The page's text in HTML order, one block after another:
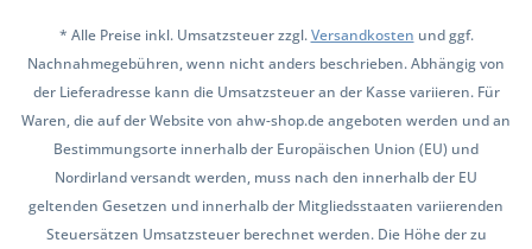
* Alle Preise inkl. Umsatzsteuer zzgl.Versandkosten und ggf.
Nachnahmegebühren, wenn nicht anders beschrieben. Abhängig von
der Lieferadresse kann die Umsatzsteuer an der Kasse variieren. Für
Waren, die auf der Website von ahw-shop.de angeboten werden und an
Bestimmungsorte innerhalb der Europäischen Union (EU) und
Nordirland versandt werden, muss nach den innerhalb der EU
geltenden Gesetzen und innerhalb der Mitgliedsstaaten variierenden
Steuersätzen Umsatzsteuer berechnet werden. Die Höhe der zu